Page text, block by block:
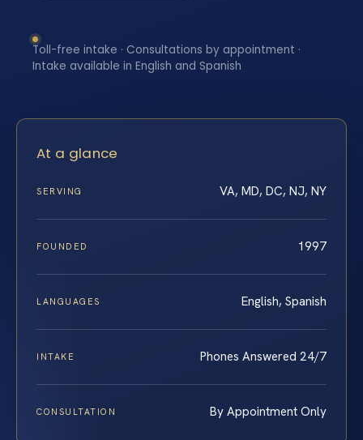
Toll-free intake · Consultations by appointment ·
Intake available in English and Spanish
At a glance
SERVING VA, MD, DC, NJ, NY
FOUNDED 1997
LANGUAGES English, Spanish
INTAKE Phones Answered 24/7
CONSULTATION By Appointment Only